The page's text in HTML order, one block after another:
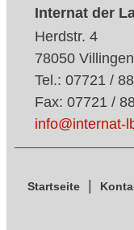
Internat der
Herdstr. 4
78050
Tel.: 07721 /
Fax: 07721 /
info@internat-
Startseite